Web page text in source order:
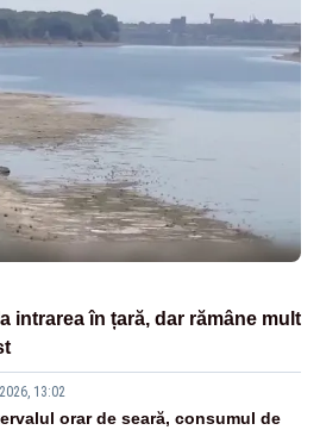
intrarea în țară, dar rămâne mult
13:02
orar de seară, consumul de